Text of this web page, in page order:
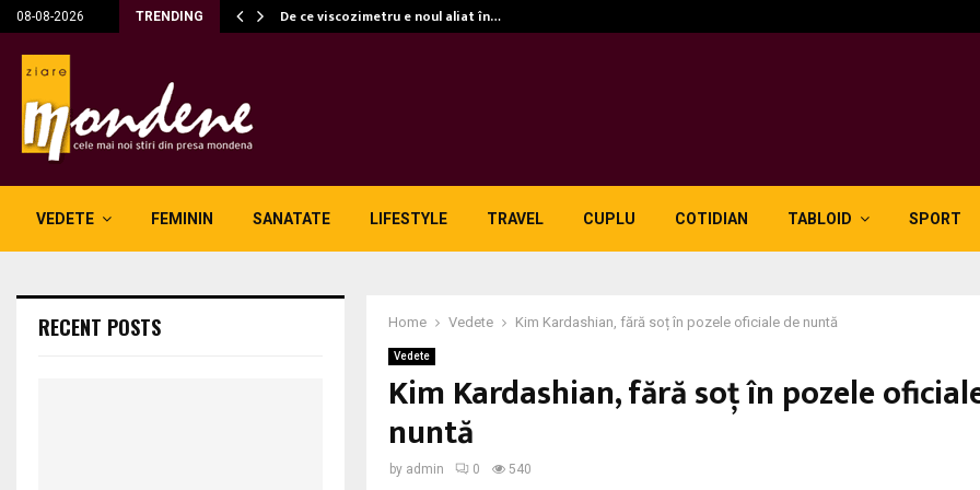
08-08-2026 TRENDING De ce viscozimetru e noul aliat în…
VEDETE FEMININ SANATATE LIFESTYLE TRAVEL CUPLU COTIDIAN TABLOID SPORT
Home Vedete Kim Kardashian, fără soț în pozele oficiale de nuntă
Vedete
Kim Kardashian, fără soț în pozele
nuntă
by admin 0 540
RECENT POSTS